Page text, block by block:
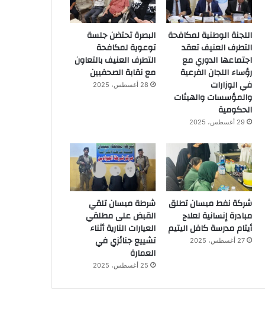
اللجنة الوطنية لمكافحة
التطرف العنيف تعقد
اجتماعها الدوري مع
رؤساء اللجان الفرعية
في الوزارات
والمؤسسات والهيئات
الحكومية
29 أغسطس، 2025
البصرة تحتضن جلسة
توعوية لمكافحة
التطرف العنيف بالتعاون
مع نقابة الصحفيين
28 أغسطس، 2025
شركة نفط ميسان تطلق
مبادرة إنسانية لعلاج
أيتام مدرسة كافل اليتيم
27 أغسطس، 2025
شرطة ميسان تلقي
القبض على مطلقي
العيارات النارية أثناء
تشييع جنائزي في
العمارة
25 أغسطس، 2025